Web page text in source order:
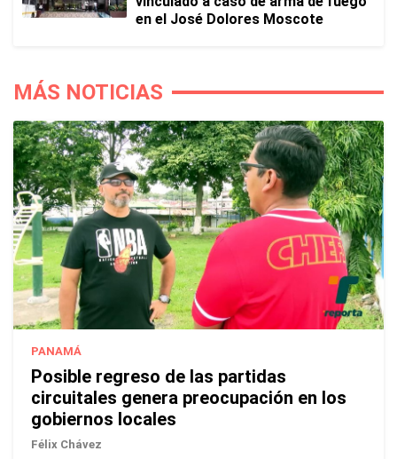
en el José Dolores Moscote
MÁS NOTICIAS
PANAMÁ
Posible regreso de las partidas
circuitales genera preocupación en los
gobiernos locales
Félix Chávez